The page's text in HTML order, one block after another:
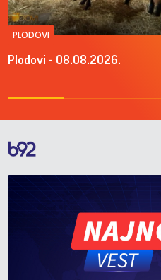
PLODOVI
Plodovi - 08.08.2026.